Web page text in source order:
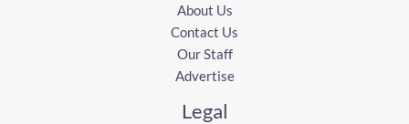
About Us
Contact Us
Our Staff
Advertise
Legal